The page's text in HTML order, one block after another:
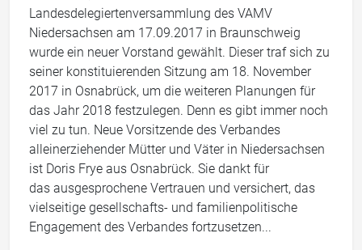
Landesdelegiertenversammlung des VAMV
Niedersachsen am 17.09.2017 in Braunschweig
wurde ein neuer Vorstand gewählt. Dieser traf sich zu
seiner konstituierenden Sitzung am 18. November
2017 in Osnabrück, um die weiteren Planungen für
das Jahr 2018 festzulegen. Denn es gibt immer noch
viel zu tun. Neue Vorsitzende des Verbandes
alleinerziehender Mütter und Väter in Niedersachsen
ist Doris Frye aus Osnabrück. Sie dankt für
das ausgesprochene Vertrauen und versichert, das
vielseitige gesellschafts- und familienpolitische
Engagement des Verbandes fortzusetzen...